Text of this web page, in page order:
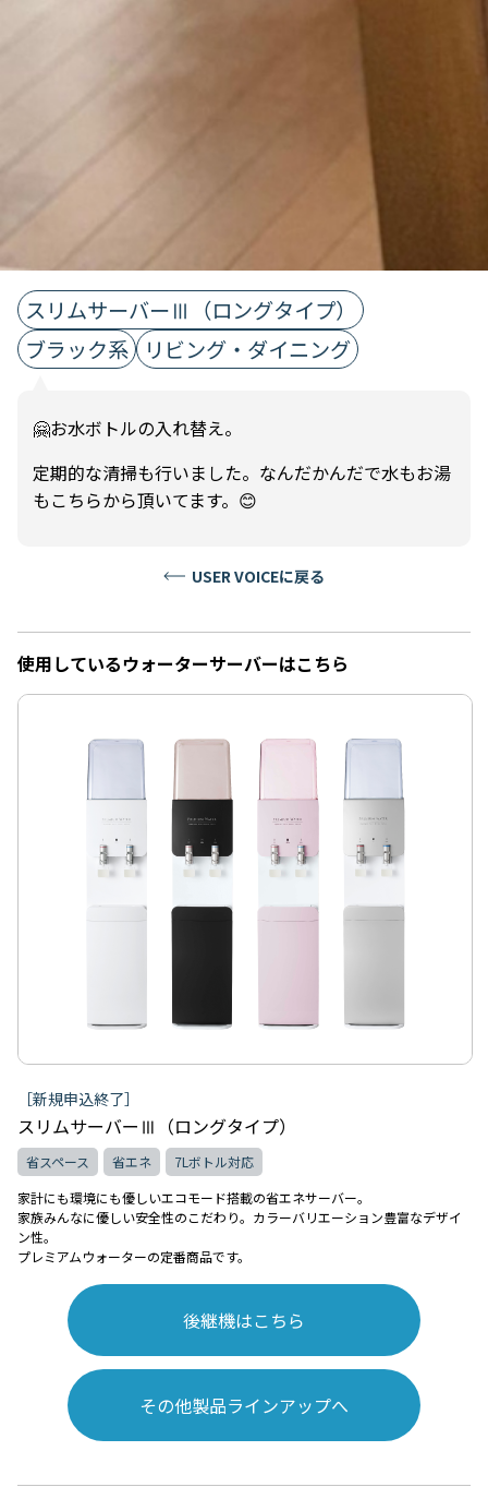
スリムサーバーⅢ（ロングタイプ）
ブラック系
リビング・ダイニング
🤗お水ボトルの入れ替え。
定期的な清掃も行いました。なんだかんだで水もお湯
もこちらから頂いてます。😊
USER VOICEに戻る
使用しているウォーターサーバーはこちら
［新規申込終了］
スリムサーバーⅢ（ロングタイプ）
省スペース 省エネ
7Lボトル対応
家計にも環境にも優しいエコモード搭載の省エネサーバー。
家族みんなに優しい安全性のこだわり。カラーバリエーション豊富なデザイ
ン性。
プレミアムウォーターの定番商品です。
後継機はこちら
その他製品ラインアップへ